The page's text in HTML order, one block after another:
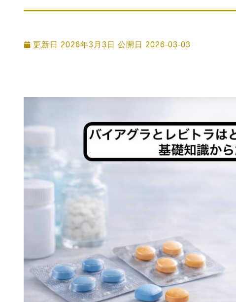
更新日 2026年3月3日 公開日 2026-03-03